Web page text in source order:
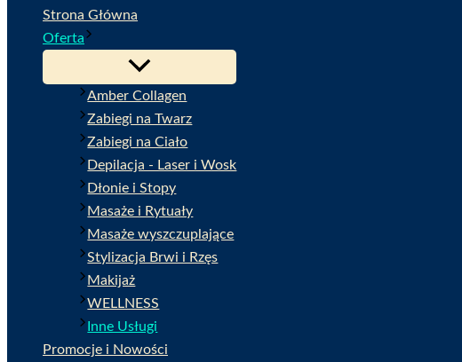
Strona Główna
Oferta
Amber Collagen
Zabiegi na Twarz
Zabiegi na Ciało
Depilacja - Laser i Wosk
Dłonie i Stopy
Masaże i Rytuały
Masaże wyszczuplające
Stylizacja Brwi i Rzęs
Makijaż
WELLNESS
Inne Usługi
Promocje i Nowości